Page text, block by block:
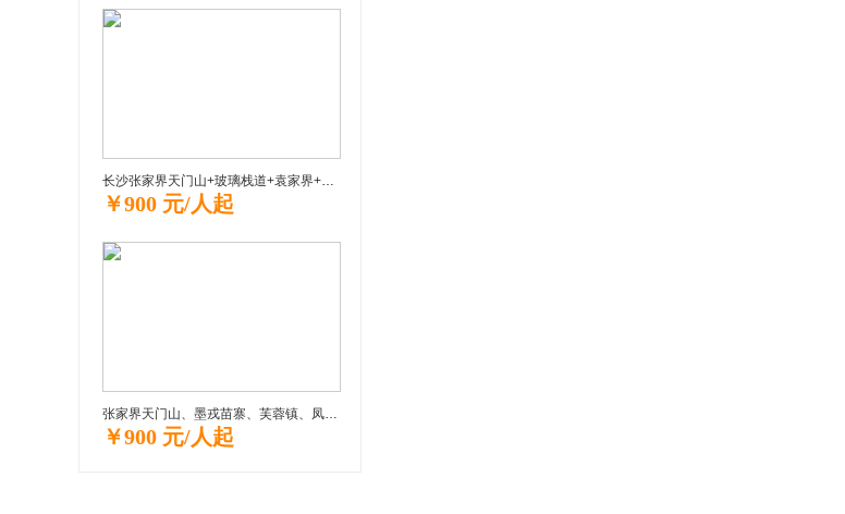
长沙张家界天门山+玻璃栈道+袁家界+天子山+大峡谷玻璃桥“挑战之旅” 品质纯玩3日游
￥900 元/人起
张家界天门山、墨戎苗寨、芙蓉镇、凤凰古城尊享三日游自助游自助游
￥900 元/人起